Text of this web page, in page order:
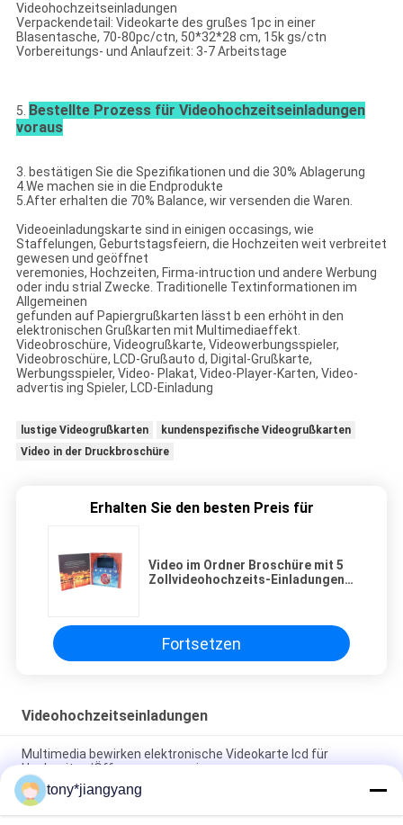
Videohochzeitseinladungen
Verpackendetail: Videokarte des grußes 1pc in einer
Blasentasche, 70-80pc/ctn, 50*32*28 cm, 15k gs/ctn
Vorbereitungs- und Anlaufzeit: 3-7 Arbeitstage
5. Bestellte Prozess für Videohochzeitseinladungen
voraus
3. bestätigen Sie die Spezifikationen und die 30% Ablagerung
4.We machen sie in die Endprodukte
5.After erhalten die 70% Balance, wir versenden die Waren.
Videoeinladungskarte sind in einigen occasings, wie
Staffelungen, Geburtstagsfeiern, die Hochzeiten weit verbreitet
gewesen und geöffnet
veremonies, Hochzeiten, Firma-intruction und andere Werbung
oder indu strial Zwecke. Traditionelle Textinformationen im
Allgemeinen
gefunden auf Papiergrußkarten lässt b een erhöht in den
elektronischen Grußkarten mit Multimediaeffekt.
Videobroschüre, Videogrußkarte, Videowerbungsspieler,
Videobroschüre, LCD-Grußauto d, Digital-Grußkarte,
Werbungsspieler, Video- Plakat, Video-Player-Karten, Video-
advertis ing Spieler, LCD-Einladung
lustige Videogrußkarten
kundenspezifische Videogrußkarten
Video in der Druckbroschüre
Erhalten Sie den besten Preis für
Video im Ordner Broschüre mit 5
Zollvideohochzeits-Einladungen,
Fortsetzen
Videohochzeitseinladungen
Multimedia bewirken elektronische Videokarte lcd für
Hochzeiten/Öffnung veremonies
Magnetschalter-Videohochzeits-Einladungen mit
eingebautem Sprecher, 10,1 Zoll
tony*jiangyang